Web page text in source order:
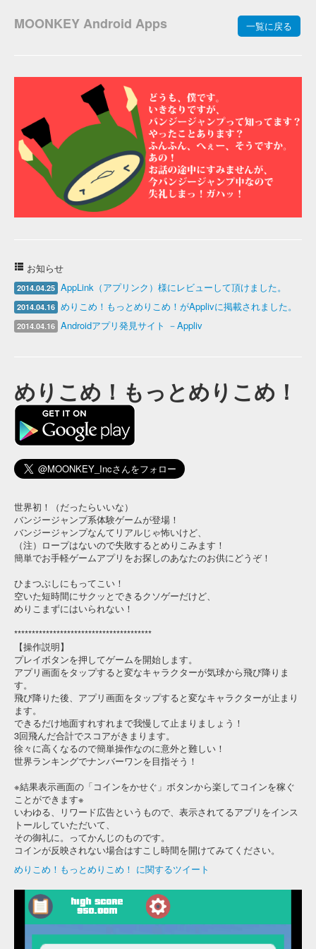
一覧に戻る
MOONKEY Android Apps
お知らせ
2014.04.25 AppLink（アプリンク）様にレビューして頂けました。
2014.04.16 めりこめ！もっとめりこめ！がApplivに掲載されました。
2014.04.16 Androidアプリ発見サイト －Appliv
めりこめ！もっとめりこめ！
世界初！（だったらいいな）
バンジージャンプ系体験ゲームが登場！
バンジージャンプなんてリアルじゃ怖いけど、
（注）ロープはないので失敗するとめりこみます！
簡単でお手軽ゲームアプリをお探しのあなたのお供にどうぞ！
ひまつぶしにもってこい！
空いた短時間にサクッとできるクソゲーだけど、
めりこまずにはいられない！
***************************************
【操作説明】
プレイボタンを押してゲームを開始します。
アプリ画面をタップすると変なキャラクターが気球から飛び降りま
す。
飛び降りた後、アプリ画面をタップすると変なキャラクターが止まり
ます。
できるだけ地面すれすれまで我慢して止まりましょう！
3回飛んだ合計でスコアがきまります。
徐々に高くなるので簡単操作なのに意外と難しい！
世界ランキングでナンバーワンを目指そう！
※結果表示画面の「コインをかせぐ」ボタンから楽してコインを稼ぐ
ことができます※
いわゆる、リワード広告というもので、表示されてるアプリをインス
トールしていただいて、
その御礼に。ってかんじのものです。
コインが反映されない場合はすこし時間を開けてみてください。
めりこめ！もっとめりこめ！ に関するツイート